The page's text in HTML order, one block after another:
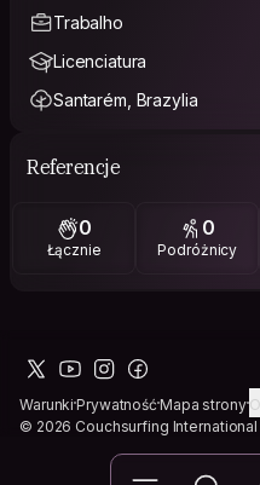
Trabalho
Licenciatura
Santarém, Brazylia
Referencje
0
Łącznie
0
Podróżnicy
WarunkiPrywatnośćMapa strony
© 2026 Couchsurfing International